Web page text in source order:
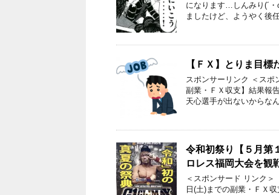
になります…しんみり(´
ましたけど、ようやく後
【ＦＸ】とりま目
スポンサーリンク ＜スポ
副業・ＦＸ収支】結果報
天心選手が出ないからな
令和初祭り【５月第
ロレス福岡大会を観
＜スポンサード リンク＞
日(土)までの副業・ＦＸ